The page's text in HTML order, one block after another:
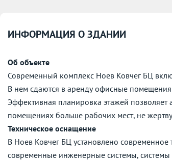
ИНФОРМАЦИЯ О ЗДАНИИ
Об объекте
Современный комплекс Ноев Ковчег БЦ
В нем сдаются в аренду офисные помещения
Эффективная планировка этажей позволяет
помещениях больше рабочих мест, не
Техническое оснащение
В Ноев Ковчег БЦ установлено
современные инженерные системы, системы